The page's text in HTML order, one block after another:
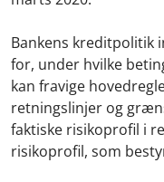
Bankens kreditpolitik
for, under hvilke
kan fravige
retningslinjer og
faktiske risikoprofil i
risikoprofil, som